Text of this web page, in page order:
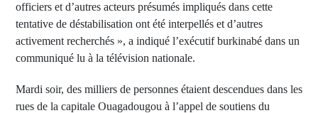
officiers et d’autres acteurs présumés impliqués dans cette
tentative de déstabilisation ont été interpellés et d’autres
activement recherchés », a indiqué l’exécutif burkinabé dans un
communiqué lu à la télévision nationale.
Mardi soir, des milliers de personnes étaient descendues dans les
rues de la capitale Ouagadougou à l’appel de soutiens du